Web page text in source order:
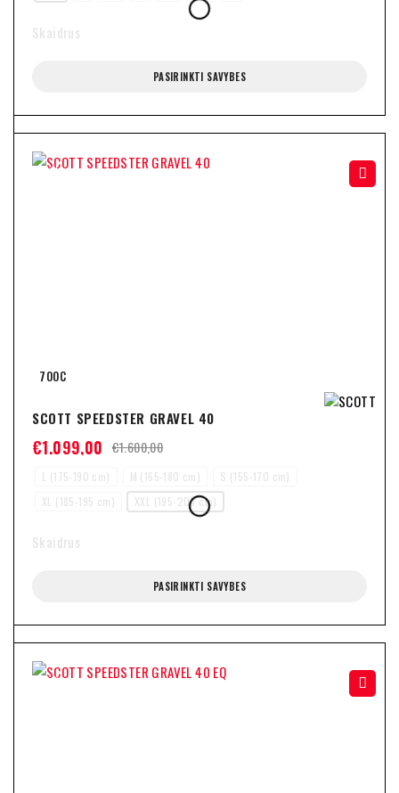
Skaidrus
PASIRINKTI SAVYBES
-31%
700C
SCOTT SPEEDSTER GRAVEL 40
€1.600,00
€1.099,00
L (175-190 cm) M (165-180 cm)
S (155-170 cm)
XL (185-195 cm)
XXL (195-205 cm)
Skaidrus
PASIRINKTI SAVYBES
-29%